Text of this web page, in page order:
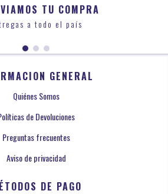
TU COMPRA
a todo el país
GENERAL
Quiénes Somos
de Devoluciones
Preguntas frecuentes
Aviso de privacidad
DE PAGO